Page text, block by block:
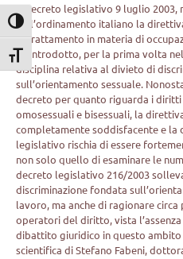
Attiva/disattiva alto contrasto
Attiva/disattiva dimensione
Il decreto legislativo 9 luglio 2003,
nell’ordinamento italiano la
di trattamento in materia di
ha introdotto, per la prima volta
disciplina relativa al divieto di
sull’orientamento sessuale.
decreto per quanto riguarda i
omosessuali e bisessuali, la
completamente soddisfacente e
legislativo rischia di essere
non solo quello di esaminare le
decreto legislativo 216/2003
discriminazione fondata
lavoro, ma anche di ragionare
operatori del diritto, vista
dibattito giuridico in questo
scientifica di Stefano Fabeni,